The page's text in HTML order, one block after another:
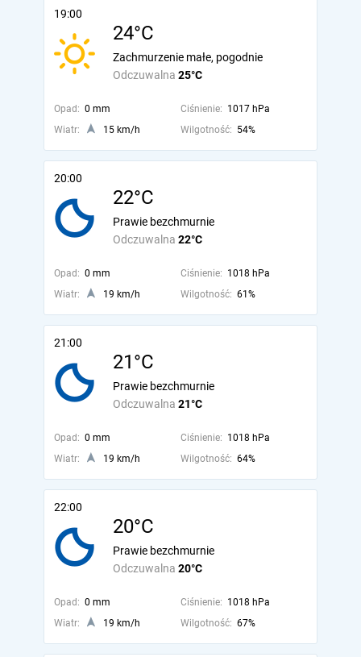
19:00
24°C
Odczuwalna 25°C
Zachmurzenie małe, pogodnie
Opad: 0 mm Ciśnienie: 1017 hPa
Wiatr:
15 km/h Wilgotność: 54%
20:00
22°C
Odczuwalna 22°C
Prawie bezchmurnie
Opad: 0 mm Ciśnienie: 1018 hPa
Wiatr:
19 km/h Wilgotność: 61%
21:00
21°C
Odczuwalna 21°C
Prawie bezchmurnie
Opad: 0 mm Ciśnienie: 1018 hPa
Wiatr:
19 km/h Wilgotność: 64%
22:00
20°C
Odczuwalna 20°C
Prawie bezchmurnie
Opad: 0 mm Ciśnienie: 1018 hPa
Wiatr:
19 km/h Wilgotność: 67%